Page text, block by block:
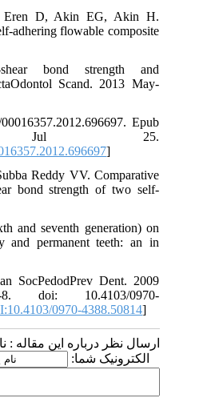
Eren D, Akin EG, Akin H.
adhering flowable composite
bond strength and
Scand. 2013 May-
00016357.2012.696697. Epub
Jul 25.
Reddy VV. Comparative
bond strength of two self-
and seventh generation) on
and permanent teeth: an in
SocPedodPrev Dent. 2009
8. doi: 10.4103/0970-
0970-4388.50814
ارسال نظر درباره این مقاله :
الکترونیک شما: